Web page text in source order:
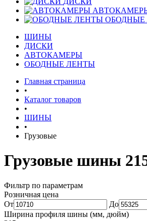
ОБОДНЫЕ
ШИНЫ
ДИСКИ
АВТОКАМЕРЫ
ОБОДНЫЕ ЛЕНТЫ
Главная страница
•
Каталог товаров
•
ШИНЫ
•
Грузовые
Грузовые шины
Фильтр по параметрам
Розничная цена
От
До
Ширина профиля шины (мм, дюйм)